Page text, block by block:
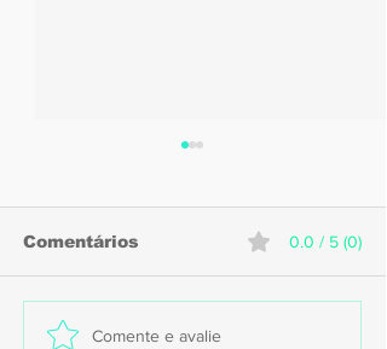
Náutico inicia
Comentários 0.0 / 5 (0)
Comente e avalie